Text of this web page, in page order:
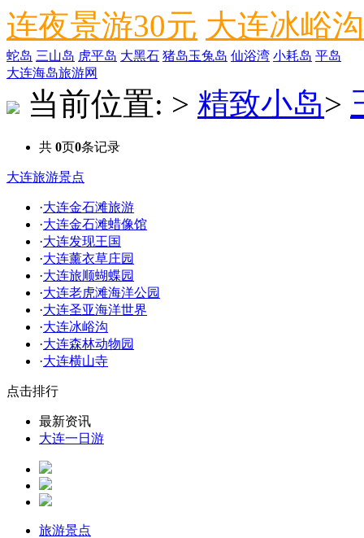
连夜景游30元 大连冰峪
蛇岛 三山岛 虎平岛 大黑石 猪岛玉兔岛 仙浴湾 小耗岛 平岛
大连海岛旅游网
当前位置: > 精致小岛>
共 0页0条记录
大连旅游景点
·大连金石滩旅游
·大连金石滩蜡像馆
·大连发现王国
·大连薰衣草庄园
·大连旅顺蝴蝶园
·大连老虎滩海洋公园
·大连圣亚海洋世界
·大连冰峪沟
·大连森林动物园
·大连横山寺
点击排行
最新资讯
大连一日游
旅游景点